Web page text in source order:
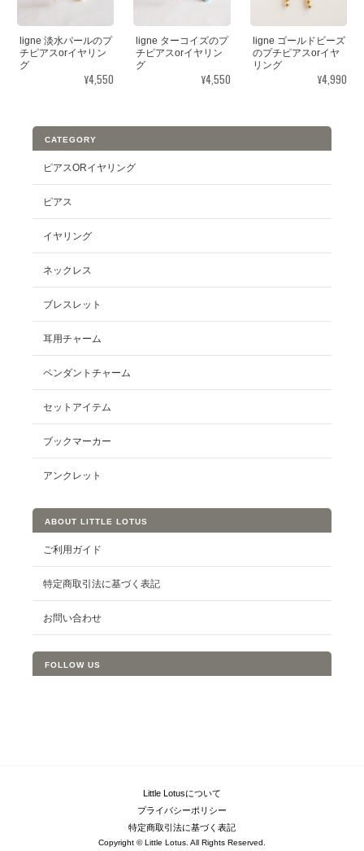
ligne 淡水パールのプ
チピアスorイヤリン
グ
¥4,550
ligne ターコイズのプ
チピアスorイヤリン
グ
¥4,550
ligne ゴールドビーズ
のプチピアスorイヤ
リング
¥4,990
CATEGORY
ピアスORイヤリング
ピアス
イヤリング
ネックレス
ブレスレット
耳用チャーム
ペンダントチャーム
セットアイテム
ブックマーカー
アンクレット
ABOUT LITTLE LOTUS
ご利用ガイド
特定商取引法に基づく表記
お問い合わせ
FOLLOW US
Little Lotusについて
プライバシーポリシー
特定商取引法に基づく表記
Copyright © Little Lotus. All Rights Reserved.